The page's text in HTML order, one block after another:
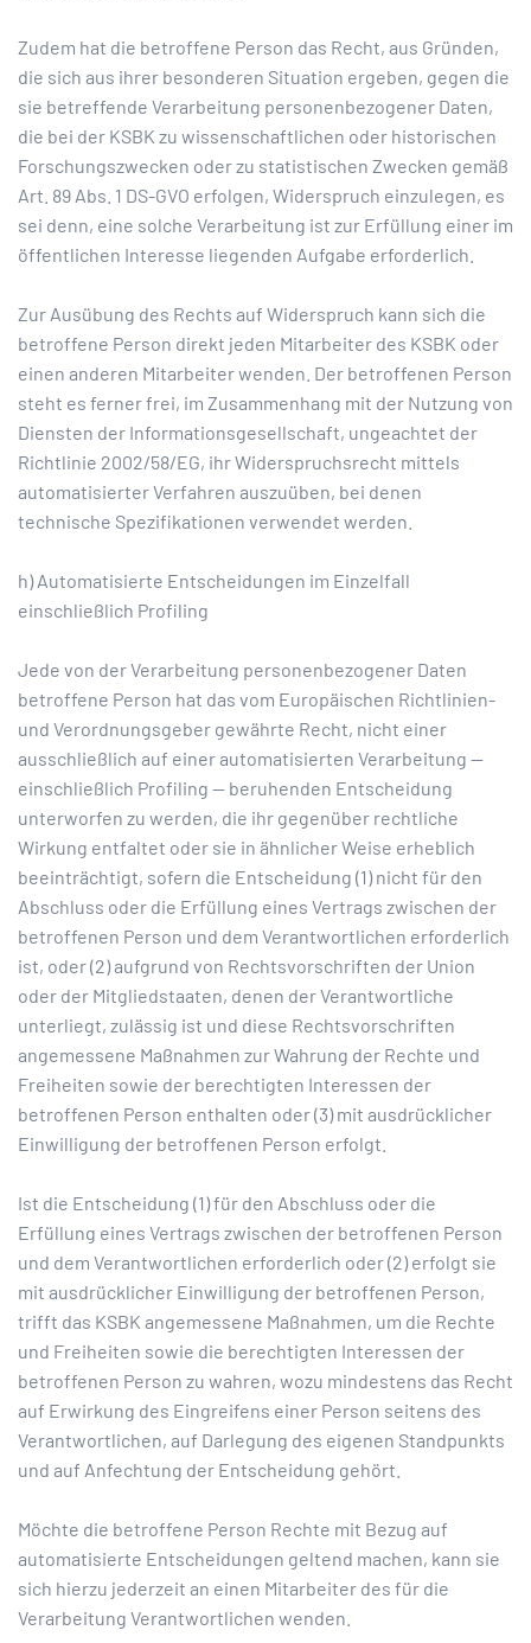
Zudem hat die betroffene Person das Recht, aus Gründen,
die sich aus ihrer besonderen Situation ergeben, gegen die
sie betreffende Verarbeitung personenbezogener Daten,
die bei der KSBK zu wissenschaftlichen oder historischen
Forschungszwecken oder zu statistischen Zwecken gemäß
Art. 89 Abs. 1 DS-GVO erfolgen, Widerspruch einzulegen, es
sei denn, eine solche Verarbeitung ist zur Erfüllung einer im
öffentlichen Interesse liegenden Aufgabe erforderlich.
Zur Ausübung des Rechts auf Widerspruch kann sich die
betroffene Person direkt jeden Mitarbeiter des KSBK oder
einen anderen Mitarbeiter wenden. Der betroffenen Person
steht es ferner frei, im Zusammenhang mit der Nutzung von
Diensten der Informationsgesellschaft, ungeachtet der
Richtlinie 2002/58/EG, ihr Widerspruchsrecht mittels
automatisierter Verfahren auszuüben, bei denen
technische Spezifikationen verwendet werden.
h) Automatisierte Entscheidungen im Einzelfall
einschließlich Profiling
Jede von der Verarbeitung personenbezogener Daten
betroffene Person hat das vom Europäischen Richtlinien-
und Verordnungsgeber gewährte Recht, nicht einer
ausschließlich auf einer automatisierten Verarbeitung —
einschließlich Profiling — beruhenden Entscheidung
unterworfen zu werden, die ihr gegenüber rechtliche
Wirkung entfaltet oder sie in ähnlicher Weise erheblich
beeinträchtigt, sofern die Entscheidung (1) nicht für den
Abschluss oder die Erfüllung eines Vertrags zwischen der
betroffenen Person und dem Verantwortlichen erforderlich
ist, oder (2) aufgrund von Rechtsvorschriften der Union
oder der Mitgliedstaaten, denen der Verantwortliche
unterliegt, zulässig ist und diese Rechtsvorschriften
angemessene Maßnahmen zur Wahrung der Rechte und
Freiheiten sowie der berechtigten Interessen der
betroffenen Person enthalten oder (3) mit ausdrücklicher
Einwilligung der betroffenen Person erfolgt.
Ist die Entscheidung (1) für den Abschluss oder die
Erfüllung eines Vertrags zwischen der betroffenen Person
und dem Verantwortlichen erforderlich oder (2) erfolgt sie
mit ausdrücklicher Einwilligung der betroffenen Person,
trifft das KSBK angemessene Maßnahmen, um die Rechte
und Freiheiten sowie die berechtigten Interessen der
betroffenen Person zu wahren, wozu mindestens das Recht
auf Erwirkung des Eingreifens einer Person seitens des
Verantwortlichen, auf Darlegung des eigenen Standpunkts
und auf Anfechtung der Entscheidung gehört.
Möchte die betroffene Person Rechte mit Bezug auf
automatisierte Entscheidungen geltend machen, kann sie
sich hierzu jederzeit an einen Mitarbeiter des für die
Verarbeitung Verantwortlichen wenden.